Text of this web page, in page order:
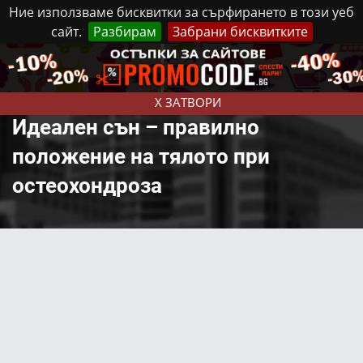
Ние използваме бисквитки за сърфирането в този уеб
сайт.
Разбирам Забрани бисквитките
X ЗАТВОРИ
Събота, 8 Август, 2026 Реклама Контакти
Идеален сън – правилно
положение на тялото при
остеохондроза